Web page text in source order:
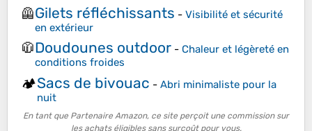
🦺Gilets réfléchissants - Visibilité et sécurité
en extérieur
🧥Doudounes outdoor - Chaleur et légèreté en
conditions froides
🏕️Sacs de bivouac - Abri minimaliste pour la
nuit
En tant que Partenaire Amazon, ce site perçoit une commission sur
les achats éligibles sans surcoût pour vous.